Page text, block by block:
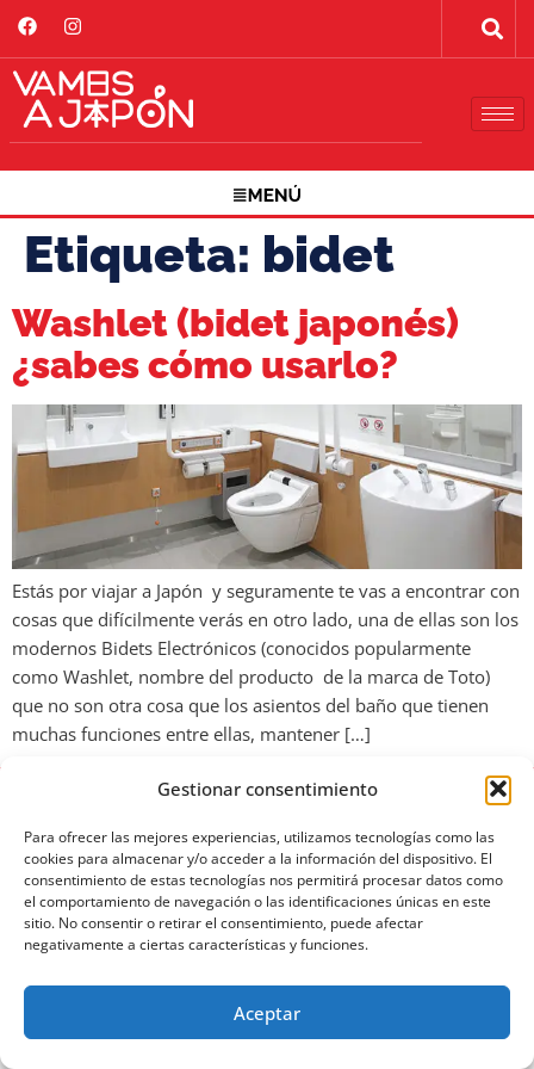
Gestionar consentimiento
Para ofrecer las mejores experiencias, utilizamos tecnologías como las
cookies para almacenar y/o acceder a la información del dispositivo. El
consentimiento de estas tecnologías nos permitirá procesar datos como
el comportamiento de navegación o las identificaciones únicas en este
sitio. No consentir o retirar el consentimiento, puede afectar
negativamente a ciertas características y funciones.
Aceptar
Etiqueta: bidet
Washlet (bidet japonés)
¿sabes cómo usarlo?
Estás por viajar a Japón y seguramente te vas a encontrar con
cosas que difícilmente verás en otro lado, una de ellas son los
modernos Bidets Electrónicos (conocidos popularmente
como Washlet, nombre del producto de la marca de Toto)
que no son otra cosa que los asientos del baño que tienen
muchas funciones entre ellas, mantener […]
Aviso de privacidad Política de cookies
Derechos Reservados 2024 Powered by olonatech.com